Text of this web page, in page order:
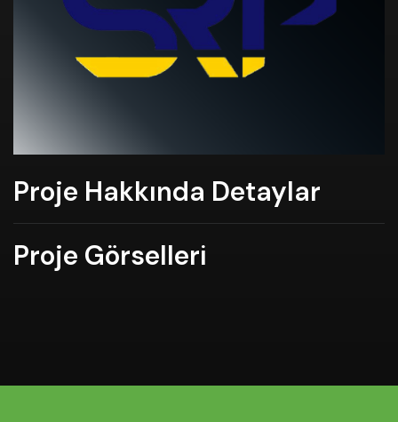
Proje Hakkında Detaylar
Proje Görselleri